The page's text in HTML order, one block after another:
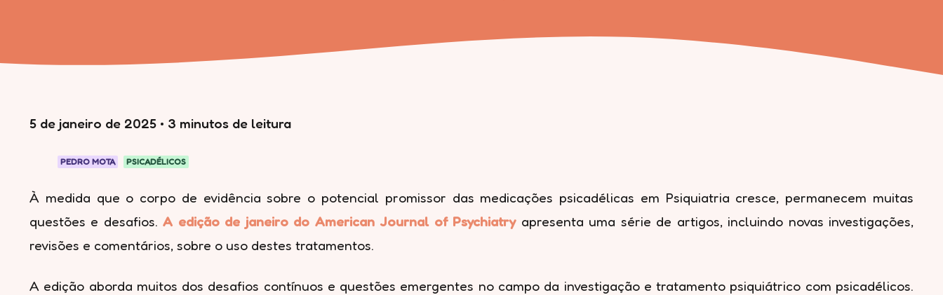
5 de janeiro de 2025 • 3 minutos de leitura
PEDRO MOTA PSICADÉLICOS
À medida que o corpo de evidência sobre o potencial promissor das medicações psicadélicas em Psiquiatria cresce, permanecem muitas
questões e desafios.A edição de janeiro do American Journal of Psychiatryapresenta uma série de artigos, incluindo novas investigações,
revisões e comentários, sobre o uso destes tratamentos.
A edição aborda muitos dos desafios contínuos e questões emergentes no campo da investigação e tratamento psiquiátrico com psicadélicos.